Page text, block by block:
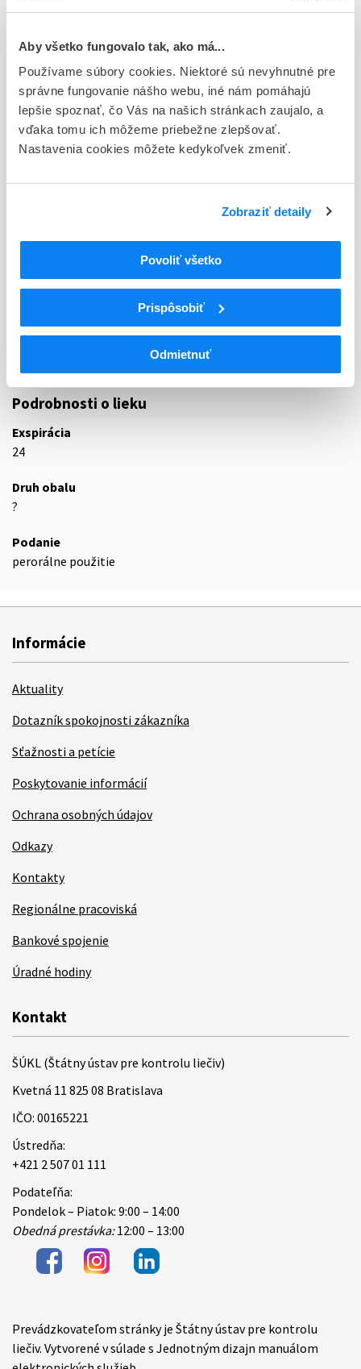
Aby všetko fungovalo tak, ako má...
Používame súbory cookies. Niektoré sú nevyhnutné pre
správne fungovanie nášho webu, iné nám pomáhajú
lepšie spoznať, čo Vás na našich stránkach zaujalo, a
vďaka tomu ich môžeme priebežne zlepšovať.
Nastavenia cookies môžete kedykoľvek zmeniť.
Zobraziť detaily
Povoliť všetko
Prispôsobiť
Odmietnuť
Stav
Typ registračnej procedúry
Národná
Držiteľ, krajina
MUCOS Pharma GmbH & Co. KG, Nemecko
M
M09
Iné liečivá na poruchy muskuloskeletálnej
sústavy
Iné liečivá na poruchy muskuloskeletálnej
M09AB
Enzýmy
Trypsín, kombinácie
Podrobnosti o lieku
Exspirácia
24
Druh obalu
?
Podanie
perorálne použitie
Informácie
Aktuality
Dotazník spokojnosti zákazníka
Sťažnosti a petície
Poskytovanie informácií
Ochrana osobných údajov
Odkazy
Kontakty
Regionálne pracoviská
Bankové spojenie
Úradné hodiny
Kontakt
ŠÚKL (Štátny ústav pre kontrolu liečiv)
Kvetná 11 825 08 Bratislava
IČO: 00165221
Ústredňa:
+421 2 507 01 111
Podateľňa:
Pondelok – Piatok: 9:00 – 14:00
Obedná prestávka:12:00 – 13:00
Items
Prevádzkovateľom stránky je Štátny ústav pre kontrolu
liečiv. Vytvorené v súlade s Jednotným dizajn manuálom